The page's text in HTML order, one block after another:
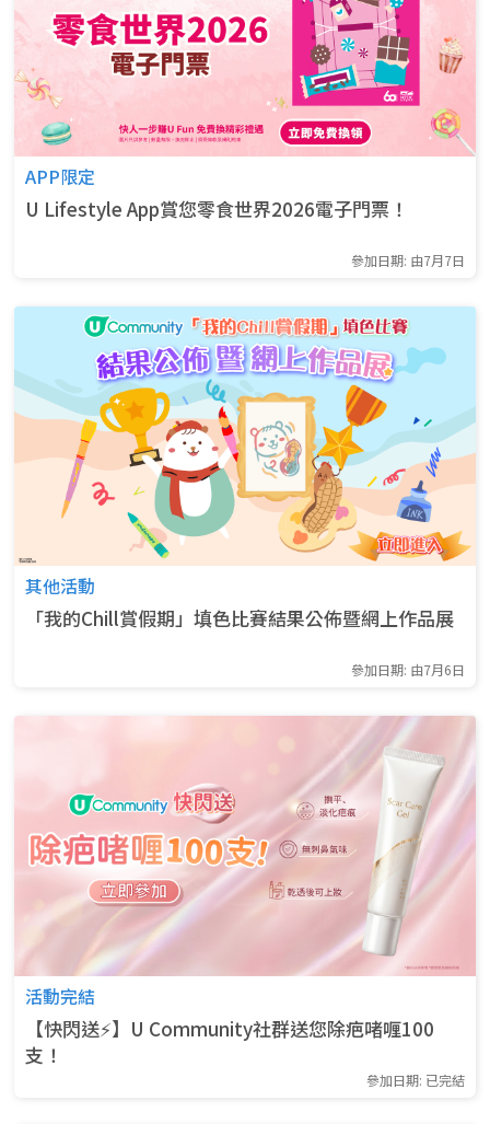
APP限定
U Lifestyle App賞您零食世界2026電子門票！
參加日期: 由7月7日
其他活動
「我的Chill賞假期」填色比賽結果公佈暨網上作品展
參加日期: 由7月6日
活動完結
【快閃送⚡】U Community社群送您除疤啫喱100
支！
參加日期: 已完結